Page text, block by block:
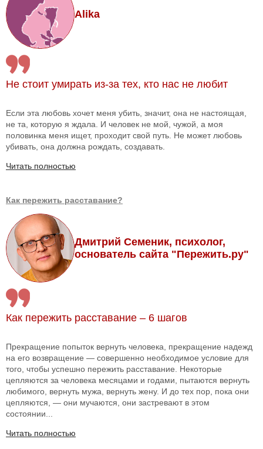
Alika
Не стоит умирать из-за тех, кто нас не любит
Если эта любовь хочет меня убить, значит, она не настоящая,
не та, которую я ждала. И человек не мой, чужой, а моя
половинка меня ищет, проходит свой путь. Не может любовь
убивать, она должна рождать, создавать.
Читать полностью
Как пережить расставание?
Дмитрий Семеник, психолог,
основатель сайта "Пережить.ру"
Как пережить расставание – 6 шагов
Прекращение попыток вернуть человека, прекращение надежд
на его возвращение — совершенно необходимое условие для
того, чтобы успешно пережить расставание. Некоторые
цепляются за человека месяцами и годами, пытаются вернуть
любимого, вернуть мужа, вернуть жену. И до тех пор, пока они
цепляются, — они мучаются, они застревают в этом
состоянии...
Читать полностью